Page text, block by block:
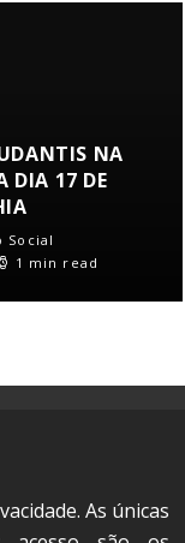
NA
DIA 17 DE
Social
1 min read
As únicas